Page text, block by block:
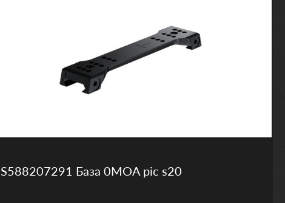
S588207291 База 0MOA pic s20